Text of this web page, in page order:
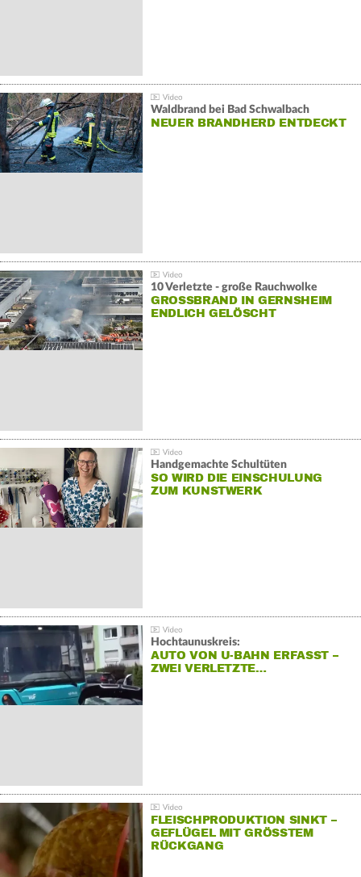
Waldbrand bei Bad Schwalbach
NEUER BRANDHERD ENTDECKT
10 Verletzte - große Rauchwolke
GROSSBRAND IN GERNSHEIM E
NDLICH GELÖSCHT
Handgemachte Schultüten
SO WIRD DIE EINSCHULUNG
ZUM KUNSTWERK
Hochtaunuskreis:
AUTO VON U-BAHN ERFASST –
ZWEI VERLETZTE…
FLEISCHPRODUKTION SINKT –
GEFLÜGEL MIT GRÖSSTEM R
ÜCKGANG